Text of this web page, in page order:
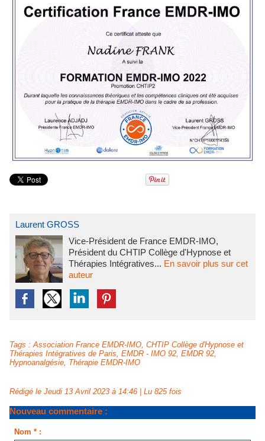
Laurent GROSS
Vice-Président de France EMDR-IMO,
Président du CHTIP Collège d'Hypnose et
Thérapies Intégratives... En savoir plus sur cet
auteur
Tags :Association France EMDR-IMO, CHTIP Collège d'Hypnose et
Thérapies Intégratives de Paris, EMDR - IMO 92, EMDR 92,
Hypnoanalgésie, Thérapie EMDR-IMO
Rédigé le Jeudi 13 Avril 2023 à 14:46 | Lu 825 fois
Nouveau commentaire :
Nom * :